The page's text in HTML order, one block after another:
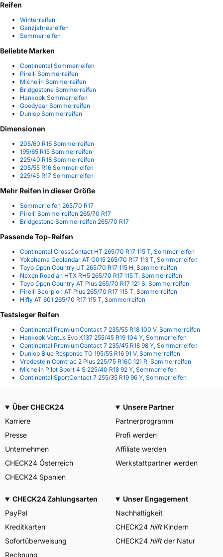
Reifen
Winterreifen
Ganzjahresreifen
Sommerreifen
Beliebte Marken
Continental Sommerreifen
Pirelli Sommerreifen
Michelin Sommerreifen
Bridgestone Sommerreifen
Hankook Sommerreifen
Goodyear Sommerreifen
Dunlop Sommerreifen
Dimensionen
205/60 R16 Sommerreifen
195/65 R15 Sommerreifen
225/40 R18 Sommerreifen
205/55 R16 Sommerreifen
225/45 R17 Sommerreifen
Mehr Reifen in dieser Größe
Sommerreifen 265/70 R17
Pirelli Sommerreifen 265/70 R17
Bridgestone Sommerreifen 265/70 R17
Passende Top-Reifen
Continental CrossContact HT 265/70 R17 115 T, Sommerreifen
Yokohama Geolandar AT G015 265/70 R17 113 T, Sommerreifen
Toyo Open Country UT 265/70 R17 115 H, Sommerreifen
Nexen Roadian HTX RH5 265/70 R17 115 T, Sommerreifen
Toyo Open Country AT Plus 265/70 R17 121 S, Sommerreifen
Pirelli Scorpion AT Plus 265/70 R17 115 T, Sommerreifen
Hifly AT 601 265/70 R17 115 T, Sommerreifen
Testsieger Reifen
Continental PremiumContact 7 235/55 R18 100 V, Sommerreifen
Hankook Ventus Evo K137 255/45 R19 104 Y, Sommerreifen
Continental PremiumContact 7 235/45 R18 98 Y, Sommerreifen
Dunlop Blue Response TG 195/55 R16 91 V, Sommerreifen
Vredestein Comtrac 2 Plus 225/75 R16C 121 R, Sommerreifen
Michelin Pilot Sport 4 S 225/40 R18 92 Y, Sommerreifen
Continental SportContact 7 255/35 R19 96 Y, Sommerreifen
Über CHECK24
Karriere
Presse
Unternehmen
CHECK24 Österreich
CHECK24 Spanien
Unsere Partner
Partnerprogramm
Profi werden
Affiliate werden
Werkstattpartner werden
CHECK24 Zahlungsarten
PayPal
Kreditkarten
Sofortüberweisung
Rechnung
Unser Engagement
Nachhaltigkeit
CHECK24 hilftKindern
CHECK24 hilftder Natur